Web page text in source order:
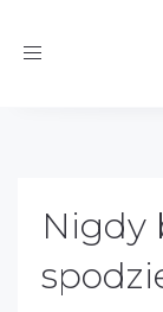
Toggle
Nigdy